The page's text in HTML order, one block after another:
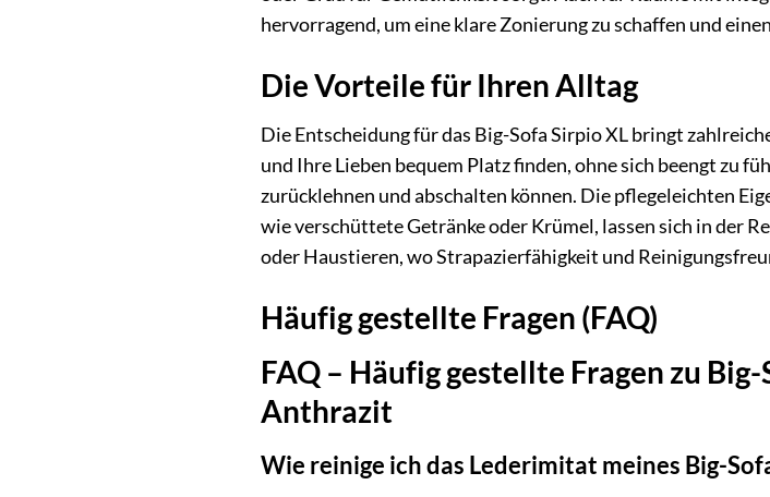
hervorragend, um eine klare Zonierung zu schaffen und
Die Vorteile für Ihren Alltag
Die Entscheidung für das Big-Sofa Sirpio XL bringt
und Ihre Lieben bequem Platz finden, ohne sich beengt zu
zurücklehnen und abschalten können. Die pflegeleichten
wie verschüttete Getränke oder Krümel, lassen sich in der
oder Haustieren, wo Strapazierfähigkeit und
Häufig gestellte Fragen (FAQ)
FAQ – Häufig gestellte Fragen zu
Anthrazit
Wie reinige ich das Lederimitat meines Big-